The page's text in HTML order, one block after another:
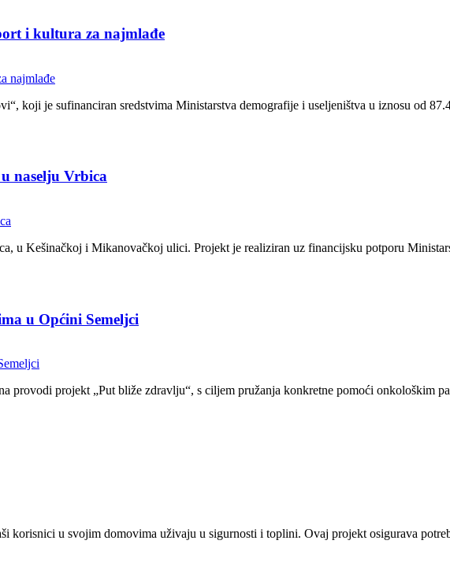
i kultura za najmlađe
koji je sufinanciran sredstvima Ministarstva demografije i useljeništva u iznosu od
naselju Vrbica
u Kešinačkoj i Mikanovačkoj ulici. Projekt je realiziran uz financijsku potporu
u Općini Semeljci
provodi projekt „Put bliže zdravlju“, s ciljem pružanja konkretne pomoći onkološkim
korisnici u svojim domovima uživaju u sigurnosti i toplini. Ovaj projekt osigurava